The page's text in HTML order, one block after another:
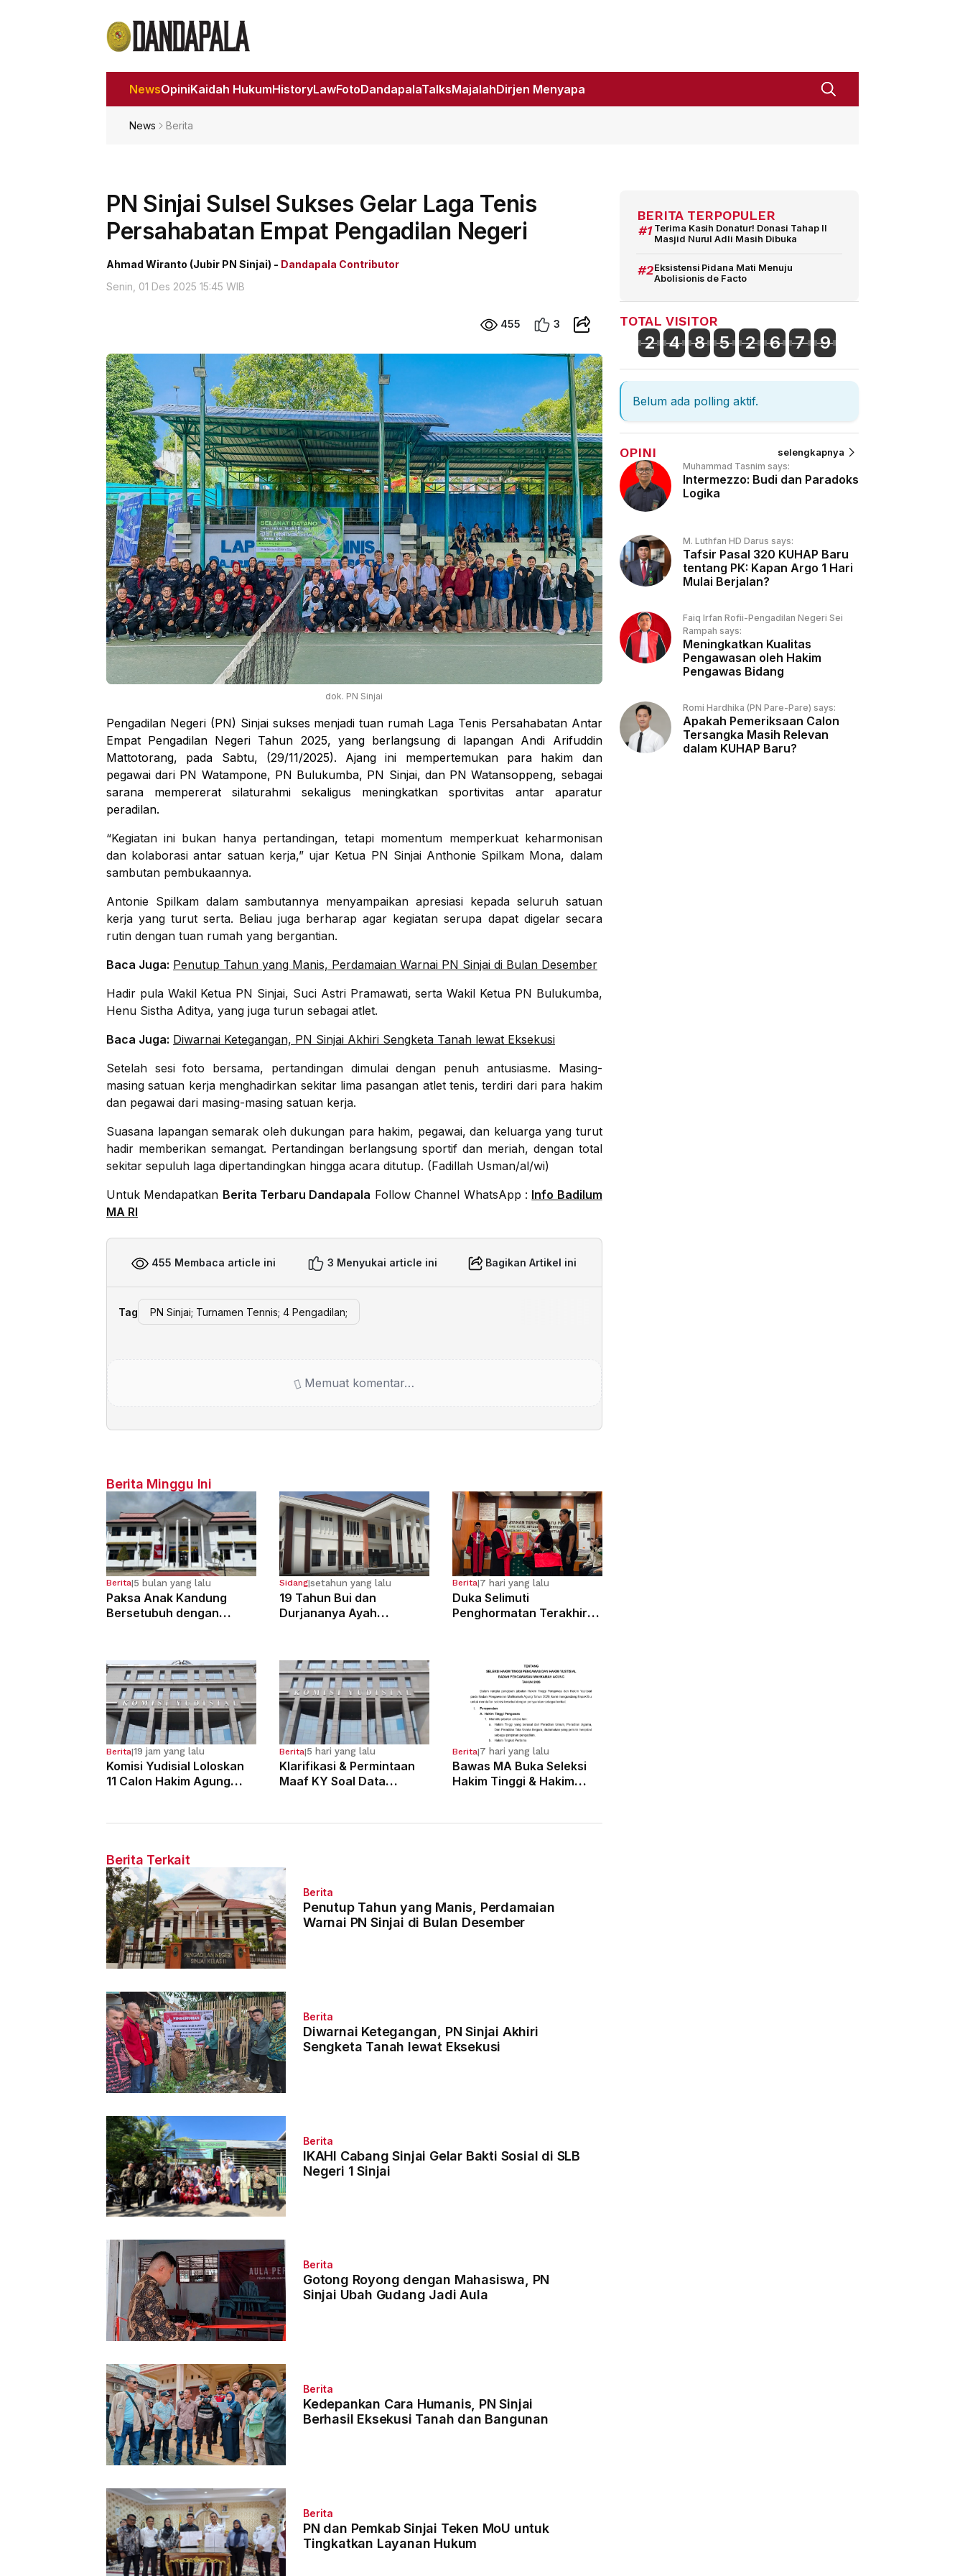
NewsOpiniKaidah HukumHistoryLawFotoDandapalaTalksMajalahDirjen Menyapa
News Berita
PN Sinjai Sulsel Sukses Gelar Laga Tenis
Persahabatan Empat Pengadilan Negeri
Ahmad Wiranto (Jubir PN Sinjai) - Dandapala Contributor
Senin, 01 Des 2025 15:45 WIB
455 3
dok. PN Sinjai
Pengadilan Negeri (PN) Sinjai sukses menjadi tuan rumah Laga Tenis Persahabatan Antar
Empat Pengadilan Negeri Tahun 2025, yang berlangsung di lapangan Andi Arifuddin
Mattotorang, pada Sabtu, (29/11/2025). Ajang ini mempertemukan para hakim dan
pegawai dari PN Watampone, PN Bulukumba, PN Sinjai, dan PN Watansoppeng, sebagai
sarana mempererat silaturahmi sekaligus meningkatkan sportivitas antar aparatur
peradilan.
“Kegiatan ini bukan hanya pertandingan, tetapi momentum memperkuat keharmonisan
dan kolaborasi antar satuan kerja,” ujar Ketua PN Sinjai Anthonie Spilkam Mona, dalam
sambutan pembukaannya.
Antonie Spilkam dalam sambutannya menyampaikan apresiasi kepada seluruh satuan
kerja yang turut serta. Beliau juga berharap agar kegiatan serupa dapat digelar secara
rutin dengan tuan rumah yang bergantian.
Baca Juga: Penutup Tahun yang Manis, Perdamaian Warnai PN Sinjai di Bulan Desember
Hadir pula Wakil Ketua PN Sinjai, Suci Astri Pramawati, serta Wakil Ketua PN Bulukumba,
Henu Sistha Aditya, yang juga turun sebagai atlet.
Baca Juga: Diwarnai Ketegangan, PN Sinjai Akhiri Sengketa Tanah lewat Eksekusi
Setelah sesi foto bersama, pertandingan dimulai dengan penuh antusiasme. Masing-
masing satuan kerja menghadirkan sekitar lima pasangan atlet tenis, terdiri dari para hakim
dan pegawai dari masing-masing satuan kerja.
Suasana lapangan semarak oleh dukungan para hakim, pegawai, dan keluarga yang turut
hadir memberikan semangat. Pertandingan berlangsung sportif dan meriah, dengan total
sekitar sepuluh laga dipertandingkan hingga acara ditutup. (Fadillah Usman/al/wi)
Untuk Mendapatkan Berita Terbaru Dandapala Follow Channel WhatsApp : Info Badilum
MA RI
455 Membaca article ini 3 Menyukai article ini Bagikan Artikel ini
Tag PN Sinjai; Turnamen Tennis; 4 Pengadilan;
Memuat komentar…
Berita Minggu Ini
Berita|5 bulan yang lalu
Paksa Anak Kandung
Bersetubuh dengan
Sidang|setahun yang lalu
19 Tahun Bui dan
Durjananya Ayah
Berita|7 hari yang lalu
Duka Selimuti
Penghormatan Terakhir
Berita|19 jam yang lalu
Komisi Yudisial Loloskan
11 Calon Hakim Agung
Berita|5 hari yang lalu
Klarifikasi & Permintaan
Maaf KY Soal Data
Berita|7 hari yang lalu
Bawas MA Buka Seleksi
Hakim Tinggi & Hakim
Berita Terkait
Berita
Penutup Tahun yang Manis, Perdamaian
Warnai PN Sinjai di Bulan Desember
Berita
Diwarnai Ketegangan, PN Sinjai Akhiri
Sengketa Tanah lewat Eksekusi
Berita
IKAHI Cabang Sinjai Gelar Bakti Sosial di SLB
Negeri 1 Sinjai
Berita
Gotong Royong dengan Mahasiswa, PN
Sinjai Ubah Gudang Jadi Aula
Berita
Kedepankan Cara Humanis, PN Sinjai
Berhasil Eksekusi Tanah dan Bangunan
Berita
PN dan Pemkab Sinjai Teken MoU untuk
Tingkatkan Layanan Hukum
BERITA TERPOPULER
#1 Terima Kasih Donatur! Donasi Tahap II
Masjid Nurul Adli Masih Dibuka
#2Eksistensi Pidana Mati Menuju
Abolisionis de Facto
TOTAL VISITOR
2 4 8 5 2 6 7 9
Belum ada polling aktif.
OPINI selengkapnya
Muhammad Tasnim says:
Intermezzo: Budi dan Paradoks
Logika
M. Luthfan HD Darus says:
Tafsir Pasal 320 KUHAP Baru
tentang PK: Kapan Argo 1 Hari
Mulai Berjalan?
Faiq Irfan Rofii-Pengadilan Negeri Sei
Rampah says:
Meningkatkan Kualitas
Pengawasan oleh Hakim
Pengawas Bidang
Romi Hardhika (PN Pare-Pare) says:
Apakah Pemeriksaan Calon
Tersangka Masih Relevan
dalam KUHAP Baru?